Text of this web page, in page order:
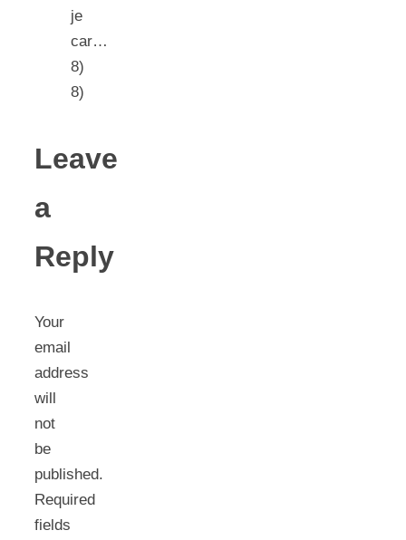
je
car…
8)
8)
Leave
a
Reply
Your
email
address
will
not
be
published.
Required
fields